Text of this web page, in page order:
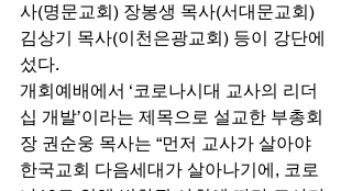
사(명문교회) 장봉생 목사(서대문교회)
김상기 목사(이천은광교회) 등이 강단에
섰다.
개회예배에서 ‘코로나시대 교사의 리더
십 개발’이라는 제목으로 설교한 부총회
장 권순웅 목사는 “먼저 교사가 살아야
한국교회 다음세대가 살아나기에, 코로